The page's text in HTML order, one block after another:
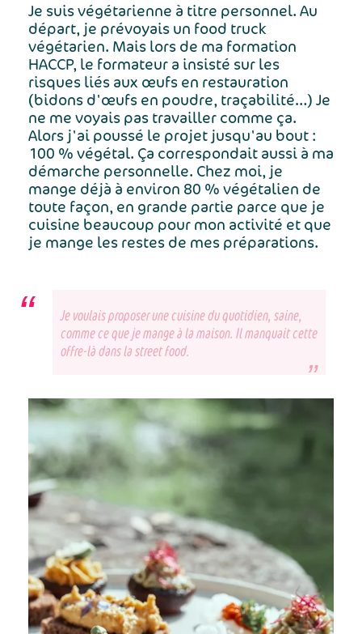
Je suis végétarienne à titre personnel. Au
départ, je prévoyais un food truck
végétarien. Mais lors de ma formation
HACCP, le formateur a insisté sur les
risques liés aux œufs en restauration
(bidons d'œufs en poudre, traçabilité…) Je
ne me voyais pas travailler comme ça.
Alors j'ai poussé le projet jusqu'au bout :
100 % végétal. Ça correspondait aussi à ma
démarche personnelle. Chez moi, je
mange déjà à environ 80 % végétalien de
toute façon, en grande partie parce que je
cuisine beaucoup pour mon activité et que
je mange les restes de mes préparations.
Je voulais proposer une cuisine du quotidien, saine,
comme ce que je mange à la maison. Il manquait cette
offre-là dans la street food.